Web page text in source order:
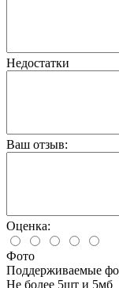
Недостатки
Ваш отзыв:
Оценка:
Фото
Поддерживаемые
Не более 5шт и 5мб